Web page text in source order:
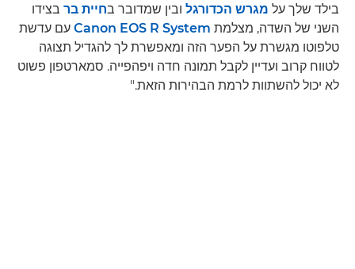
בילד שלך על מגרש הכדורגל ובין שמדובר בחיית בר בצידו
השני של השדה, מצלמת Canon EOS R System עם עדשת
טלפוטו מגשרת על הפער הזה ומאפשרת לך להגדיל תצוגה
לטווח קרוב ועדיין לקבל תמונה חדה ויפהפייה. סמארטפון פשוט
לא יכול להשתוות לרמת הבהירות הזאת."